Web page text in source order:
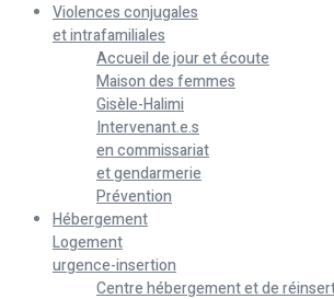
Violences conjugales
et intrafamiliales
Accueil de jour et écoute
Maison des femmes
Gisèle-Halimi
Intervenant.e.s
en commissariat
et gendarmerie
Prévention
Hébergement
Logement
urgence-insertion
Centre hébergement et de